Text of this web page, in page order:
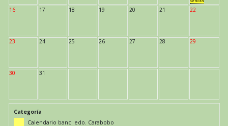
16 17 18 19 20 21 22
23 24 25 26 27 28 29
30 31
Categoría
Calendario banc. edo. Carabobo